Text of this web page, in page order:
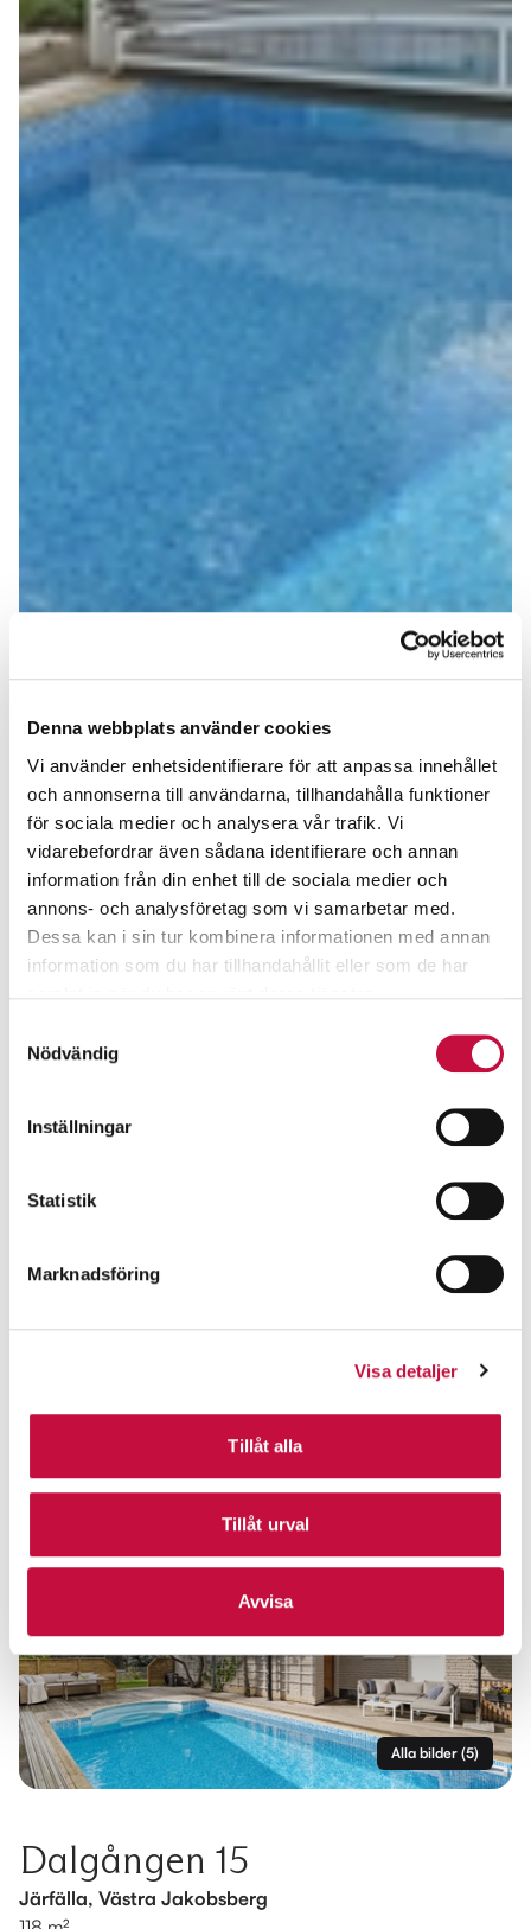
Denna webbplats använder cookies
Vi använder enhetsidentifierare för att anpassa innehållet
och annonserna till användarna, tillhandahålla funktioner
för sociala medier och analysera vår trafik. Vi
vidarebefordrar även sådana identifierare och annan
information från din enhet till de sociala medier och
annons- och analysföretag som vi samarbetar med.
Dessa kan i sin tur kombinera informationen med annan
information som du har tillhandahållit eller som de har
Nödvändig
Inställningar
Statistik
Marknadsföring
Visa detaljer
Tillåt alla
Tillåt urval
Avvisa
Alla bilder (5)
Dalgången 15
Järfälla, Västra Jakobsberg